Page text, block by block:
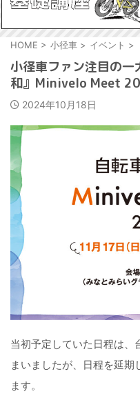
HOME > 小径車 > イベント >
小径車ファン注目の
和』Minivelo Meet
2024年10月18日
当初予定していた日程は、
まいましたが、日程を延期
ます。